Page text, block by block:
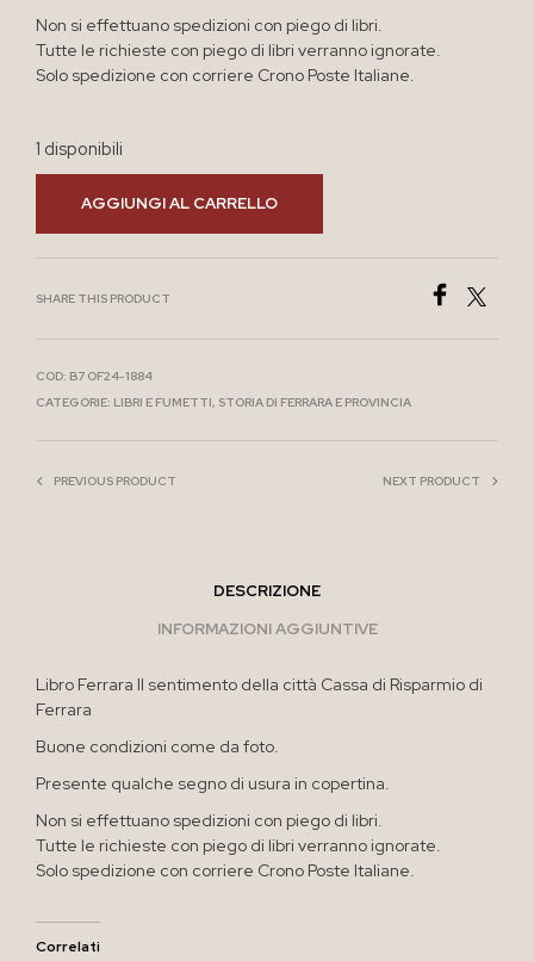
Non si effettuano spedizioni con piego di libri.
Tutte le richieste con piego di libri verranno ignorate.
Solo spedizione con corriere Crono Poste Italiane.
1 disponibili
AGGIUNGI AL CARRELLO
SHARE THIS PRODUCT
COD: B7 OF24-1884
CATEGORIE: LIBRI E FUMETTI, STORIA DI FERRARA E PROVINCIA
PREVIOUS PRODUCT NEXT PRODUCT
DESCRIZIONE
INFORMAZIONI AGGIUNTIVE
Libro Ferrara Il sentimento della città Cassa di Risparmio di
Ferrara
Buone condizioni come da foto.
Presente qualche segno di usura in copertina.
Non si effettuano spedizioni con piego di libri.
Tutte le richieste con piego di libri verranno ignorate.
Solo spedizione con corriere Crono Poste Italiane.
Correlati